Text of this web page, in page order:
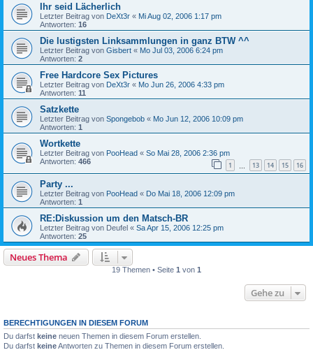
Ihr seid Lächerlich
Letzter Beitrag von DeXt3r « Mi Aug 02, 2006 1:17 pm
Antworten: 16
Die lustigsten Linksammlungen in ganz BTW ^^
Letzter Beitrag von Gisbert « Mo Jul 03, 2006 6:24 pm
Antworten: 2
Free Hardcore Sex Pictures
Letzter Beitrag von DeXt3r « Mo Jun 26, 2006 4:33 pm
Antworten: 11
Satzkette
Letzter Beitrag von Spongebob « Mo Jun 12, 2006 10:09 pm
Antworten: 1
Wortkette
Letzter Beitrag von PooHead « So Mai 28, 2006 2:36 pm
Antworten: 466 1 13 14 15 16
Party ...
Letzter Beitrag von PooHead « Do Mai 18, 2006 12:09 pm
Antworten: 1
RE:Diskussion um den Matsch-BR
Letzter Beitrag von Deufel « Sa Apr 15, 2006 12:25 pm
Antworten: 25
Neues Thema
19 Themen • Seite 1 von 1
Gehe zu
BERECHTIGUNGEN IN DIESEM FORUM
Du darfst keine neuen Themen in diesem Forum erstellen.
Du darfst keineAntworten zu Themen in diesem Forum erstellen.